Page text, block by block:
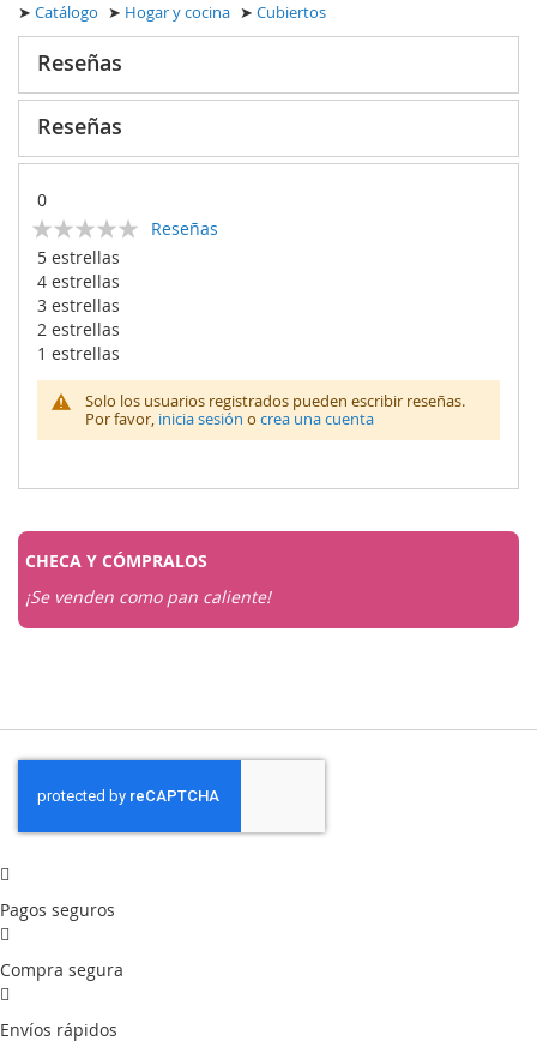
➤ Catálogo ➤ Hogar y cocina ➤ Cubiertos
Reseñas
Reseñas
0
Calificación:
% of100
Reseñas
5 estrellas
4 estrellas
3 estrellas
2 estrellas
1 estrellas
Solo los usuarios registrados pueden escribir reseñas.
Por favor, inicia sesión o crea una cuenta
CHECA Y CÓMPRALOS
¡Se venden como pan caliente!
Pagos seguros
Compra segura
Envíos rápidos